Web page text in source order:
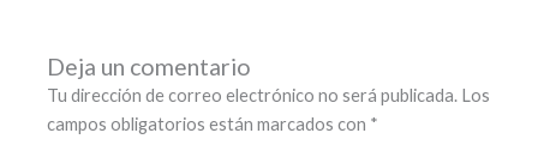
Deja un comentario
Tu dirección de correo electrónico no será publicada. Los
campos obligatorios están marcados con *